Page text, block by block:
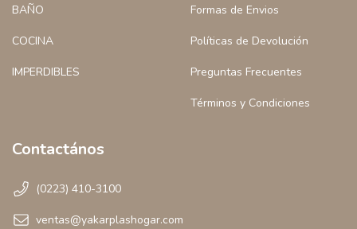
BAÑO
COCINA
IMPERDIBLES
Formas de Envios
Políticas de Devolución
Preguntas Frecuentes
Términos y Condiciones
Contactános
(0223) 410-3100
ventas@yakarplashogar.com